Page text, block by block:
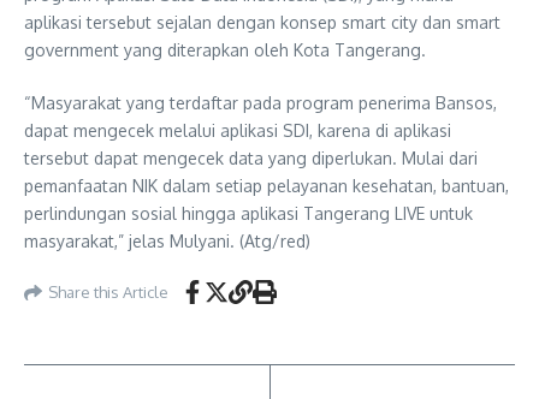
aplikasi tersebut sejalan dengan konsep smart city dan smart
government yang diterapkan oleh Kota Tangerang.
“Masyarakat yang terdaftar pada program penerima Bansos,
dapat mengecek melalui aplikasi SDI, karena di aplikasi
tersebut dapat mengecek data yang diperlukan. Mulai dari
pemanfaatan NIK dalam setiap pelayanan kesehatan, bantuan,
perlindungan sosial hingga aplikasi Tangerang LIVE untuk
masyarakat,” jelas Mulyani. (Atg/red)
Share this Article